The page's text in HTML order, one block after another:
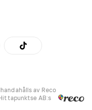
av Reco
AB:s